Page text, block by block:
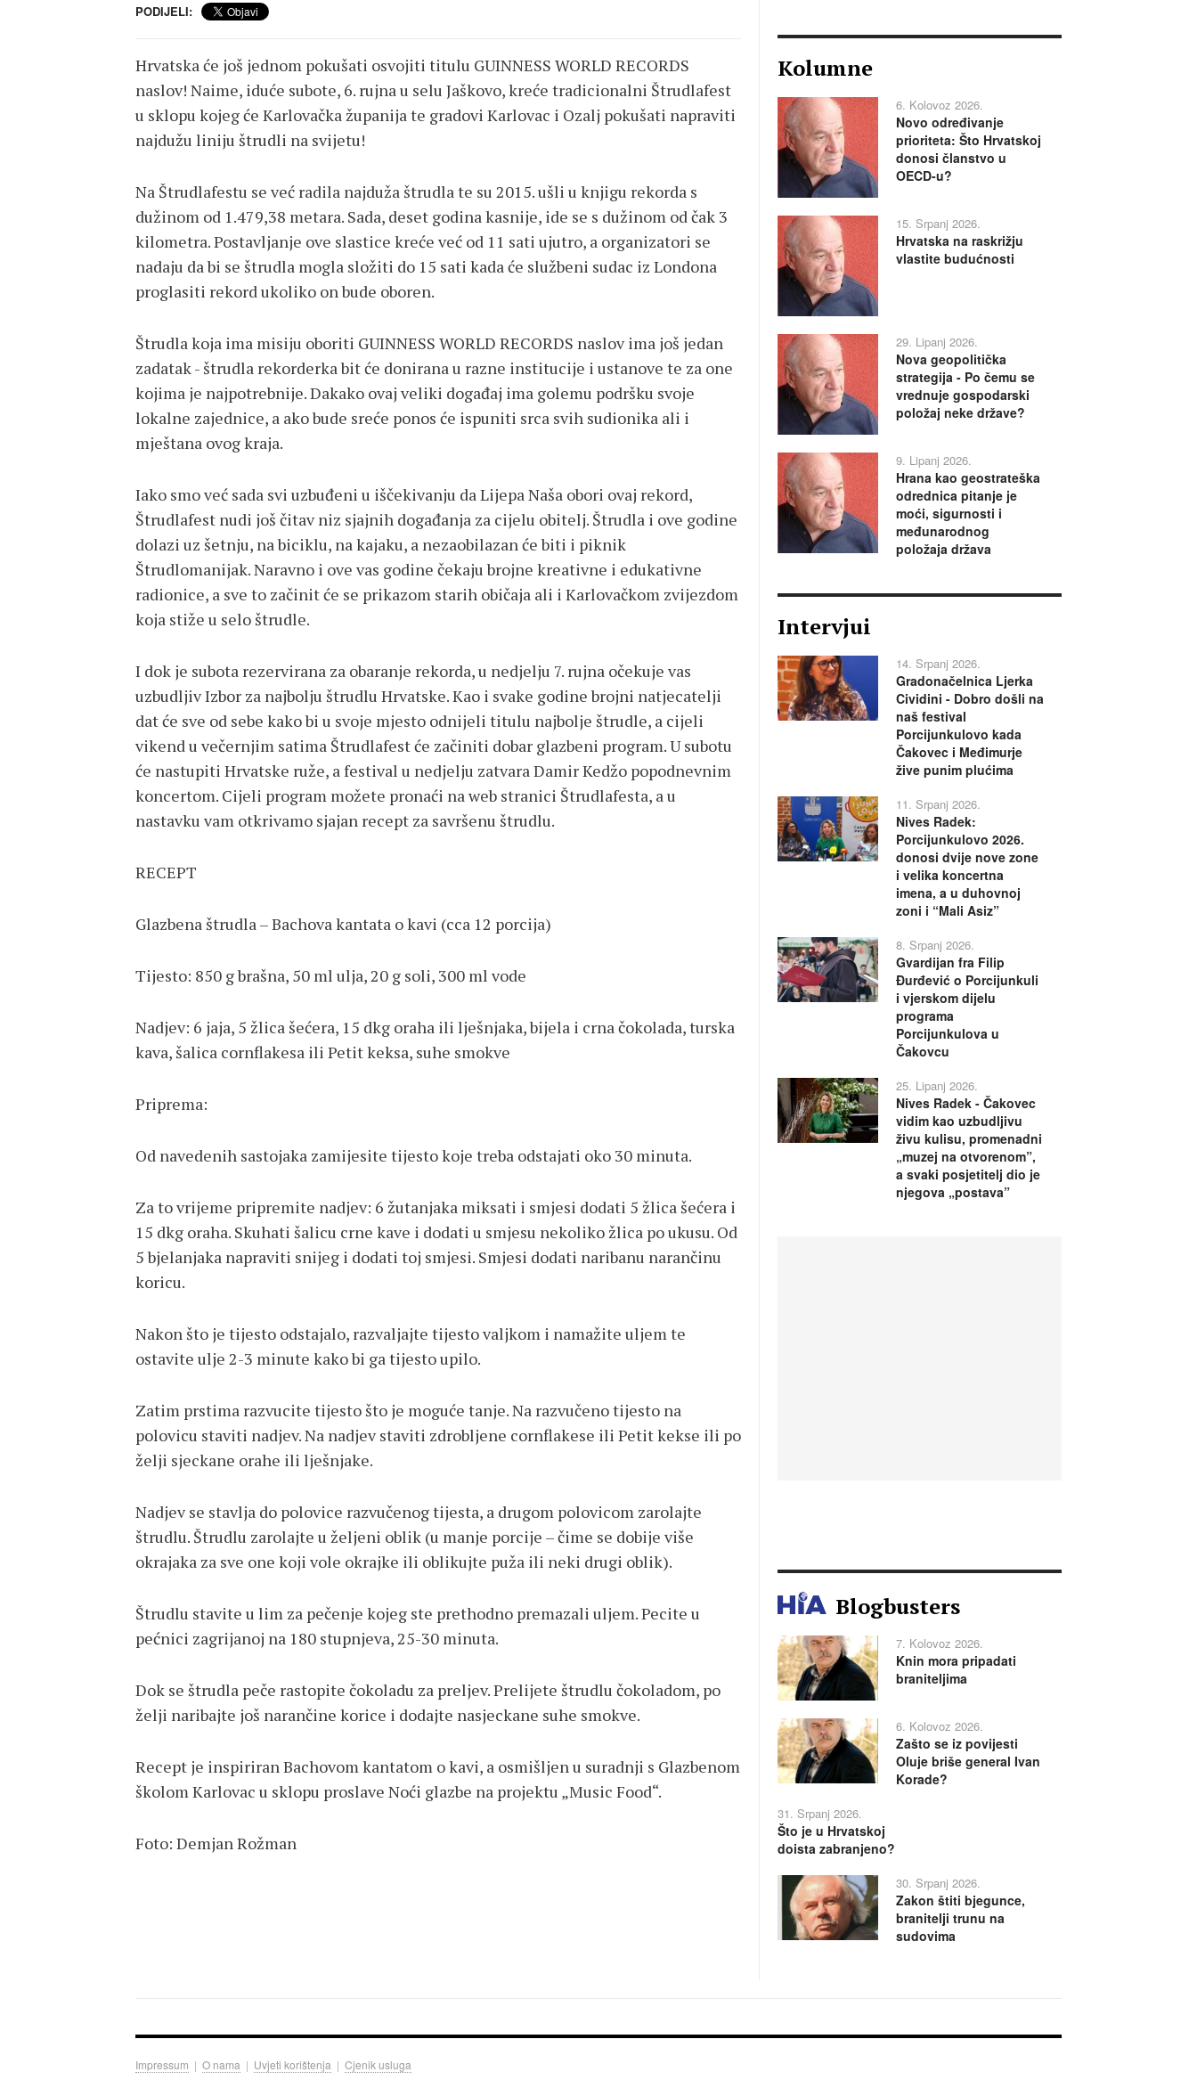
PODIJELI:
Hrvatska će još jednom pokušati osvojiti titulu GUINNESS WORLD RECORDS
naslov! Naime, iduće subote, 6. rujna u selu Jaškovo, kreće tradicionalni Štrudlafest
u sklopu kojeg će Karlovačka županija te gradovi Karlovac i Ozalj pokušati napraviti
najdužu liniju štrudli na svijetu!
Na Štrudlafestu se već radila najduža štrudla te su 2015. ušli u knjigu rekorda s
dužinom od 1.479,38 metara. Sada, deset godina kasnije, ide se s dužinom od čak 3
kilometra. Postavljanje ove slastice kreće već od 11 sati ujutro, a organizatori se
nadaju da bi se štrudla mogla složiti do 15 sati kada će službeni sudac iz Londona
proglasiti rekord ukoliko on bude oboren.
Štrudla koja ima misiju oboriti GUINNESS WORLD RECORDS naslov ima još jedan
zadatak - štrudla rekorderka bit će donirana u razne institucije i ustanove te za one
kojima je najpotrebnije. Dakako ovaj veliki događaj ima golemu podršku svoje
lokalne zajednice, a ako bude sreće ponos će ispuniti srca svih sudionika ali i
mještana ovog kraja.
Iako smo već sada svi uzbuđeni u iščekivanju da Lijepa Naša obori ovaj rekord,
Štrudlafest nudi još čitav niz sjajnih događanja za cijelu obitelj. Štrudla i ove godine
dolazi uz šetnju, na biciklu, na kajaku, a nezaobilazan će biti i piknik
Štrudlomanijak. Naravno i ove vas godine čekaju brojne kreativne i edukativne
radionice, a sve to začinit će se prikazom starih običaja ali i Karlovačkom zvijezdom
koja stiže u selo štrudle.
I dok je subota rezervirana za obaranje rekorda, u nedjelju 7. rujna očekuje vas
uzbudljiv Izbor za najbolju štrudlu Hrvatske. Kao i svake godine brojni natjecatelji
dat će sve od sebe kako bi u svoje mjesto odnijeli titulu najbolje štrudle, a cijeli
vikend u večernjim satima Štrudlafest će začiniti dobar glazbeni program. U subotu
će nastupiti Hrvatske ruže, a festival u nedjelju zatvara Damir Kedžo popodnevnim
koncertom. Cijeli program možete pronaći na web stranici Štrudlafesta, a u
nastavku vam otkrivamo sjajan recept za savršenu štrudlu.
RECEPT
Glazbena štrudla – Bachova kantata o kavi (cca 12 porcija)
Tijesto: 850 g brašna, 50 ml ulja, 20 g soli, 300 ml vode
Nadjev: 6 jaja, 5 žlica šećera, 15 dkg oraha ili lješnjaka, bijela i crna čokolada, turska
kava, šalica cornflakesa ili Petit keksa, suhe smokve
Priprema:
Od navedenih sastojaka zamijesite tijesto koje treba odstajati oko 30 minuta.
Za to vrijeme pripremite nadjev: 6 žutanjaka miksati i smjesi dodati 5 žlica šećera i
15 dkg oraha. Skuhati šalicu crne kave i dodati u smjesu nekoliko žlica po ukusu. Od
5 bjelanjaka napraviti snijeg i dodati toj smjesi. Smjesi dodati naribanu narančinu
koricu.
Nakon što je tijesto odstajalo, razvaljajte tijesto valjkom i namažite uljem te
ostavite ulje 2-3 minute kako bi ga tijesto upilo.
Zatim prstima razvucite tijesto što je moguće tanje. Na razvučeno tijesto na
polovicu staviti nadjev. Na nadjev staviti zdrobljene cornflakese ili Petit kekse ili po
želji sjeckane orahe ili lješnjake.
Nadjev se stavlja do polovice razvučenog tijesta, a drugom polovicom zarolajte
štrudlu. Štrudlu zarolajte u željeni oblik (u manje porcije – čime se dobije više
okrajaka za sve one koji vole okrajke ili oblikujte puža ili neki drugi oblik).
Štrudlu stavite u lim za pečenje kojeg ste prethodno premazali uljem. Pecite u
pećnici zagrijanoj na 180 stupnjeva, 25-30 minuta.
Dok se štrudla peče rastopite čokoladu za preljev. Prelijete štrudlu čokoladom, po
želji naribajte još narančine korice i dodajte nasjeckane suhe smokve.
Recept je inspiriran Bachovom kantatom o kavi, a osmišljen u suradnji s Glazbenom
školom Karlovac u sklopu proslave Noći glazbe na projektu „Music Food“.
Foto: Demjan Rožman
Kolumne
6. Kolovoz 2026.
Novo određivanje
prioriteta: Što Hrvatskoj
donosi članstvo u
OECD-u?
15. Srpanj 2026.
Hrvatska na raskrižju
vlastite budućnosti
29. Lipanj 2026.
Nova geopolitička
strategija - Po čemu se
vrednuje gospodarski
položaj neke države?
9. Lipanj 2026.
Hrana kao geostrateška
odrednica pitanje je
moći, sigurnosti i
međunarodnog
položaja država
Intervjui
14. Srpanj 2026.
Gradonačelnica Ljerka
Cividini - Dobro došli na
naš festival
Porcijunkulovo kada
Čakovec i Međimurje
žive punim plućima
11. Srpanj 2026.
Nives Radek:
Porcijunkulovo 2026.
donosi dvije nove zone
i velika koncertna
imena, a u duhovnoj
zoni i “Mali Asiz”
8. Srpanj 2026.
Gvardijan fra Filip
Đurđević o Porcijunkuli
i vjerskom dijelu
programa
Porcijunkulova u
Čakovcu
25. Lipanj 2026.
Nives Radek - Čakovec
vidim kao uzbudljivu
živu kulisu, promenadni
„muzej na otvorenom”,
a svaki posjetitelj dio je
njegova „postava”
Blogbusters
7. Kolovoz 2026.
Knin mora pripadati
braniteljima
6. Kolovoz 2026.
Zašto se iz povijesti
Oluje briše general Ivan
Korade?
31. Srpanj 2026.
Što je u Hrvatskoj
doista zabranjeno?
30. Srpanj 2026.
Zakon štiti bjegunce,
branitelji trunu na
sudovima
Impressum | O nama | Uvjeti korištenja | Cjenik usluga